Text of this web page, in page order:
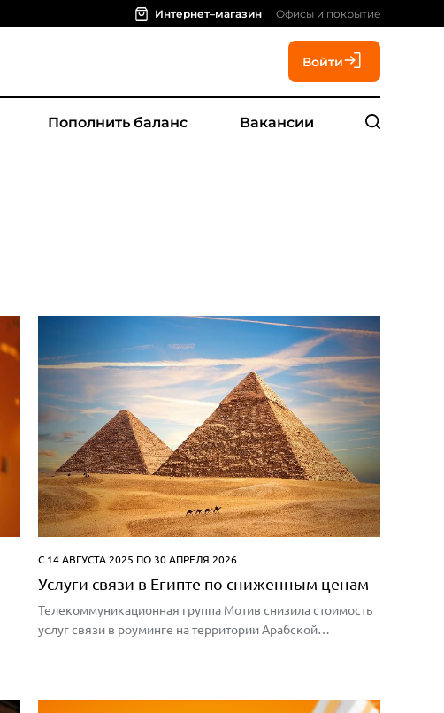
Интернет–магазин Офисы и покрытие
Войти
Пополнить баланс Вакансии
С 14 АВГУСТА 2025 ПО 30 АПРЕЛЯ 2026
Услуги связи в Египте по сниженным ценам
Телекоммуникационная группа Мотив снизила стоимость
услуг связи в роуминге на территории Арабской